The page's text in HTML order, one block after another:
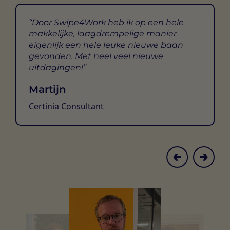
Door Swipe4Work heb ik op een hele
makkelijke, laagdrempelige manier
eigenlijk een hele leuke nieuwe baan
gevonden. Met heel veel nieuwe
uitdagingen!
Martijn
Certinia Consultant